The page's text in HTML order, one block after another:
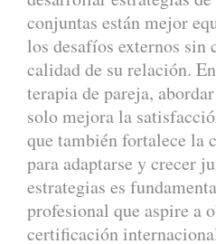
conjuntas están mejor
los desafíos externos sin
calidad de su relación.
terapia de pareja,
solo mejora la
que también fortalece la
para adaptarse y crecer
estrategias es
profesional que aspire a
certificación